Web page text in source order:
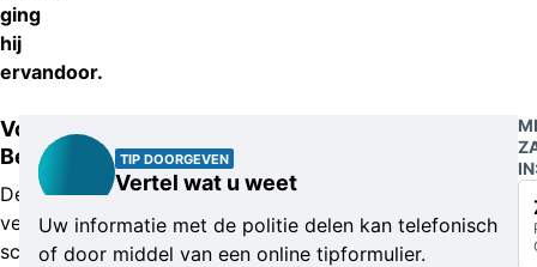
ging
hij
ervandoor.
Voetbalshirt
Beşiktaş
De
vermoedelijke
schutter
TIP DOORGEVEN
Vertel wat u weet
Uw informatie met de politie delen kan telefonisch
of door middel van een online tipformulier.